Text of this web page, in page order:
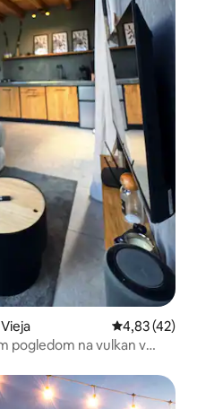
Povprečna
4,83 (42)
pogledom na vulkan v